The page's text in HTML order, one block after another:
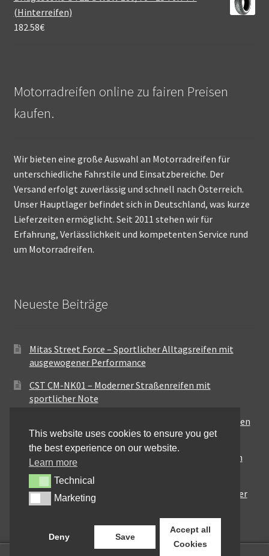
(Hinterreifen)
182.58€
Motorradreifen online zu fairen Preisen
kaufen.
Wir bieten eine große Auswahl an Motorradreifen für
unterschiedliche Fahrstile und Einsatzbereiche. Der
Versand erfolgt zuverlässig und schnell nach Österreich.
Unser Hauptlager befindet sich in Deutschland, was kurze
Lieferzeiten ermöglicht. Seit 2011 stehen wir für
Erfahrung, Verlässlichkeit und kompetenten Service rund
um Motorradreifen.
Neueste Beiträge
Mitas Street Force – Sportlicher Alltagsreifen mit
ausgewogener Performance
CST CM-NK01 – Moderner Straßenreifen mit
sportlicher Note
Maxxis MA-ST3 – Ausgewogener Sport-Touring-Reifen
für vielseitige Einsätze
Pirelli City Demon – Zuverlässigkeit für den urbanen
Alltag
Metzeler Perfect ME77 – Klassische Optik mit solider
Straßenperformance
This website uses cookies to ensure you get
the best experience on our website.
Learn more
TechnicalTechnical
MarketingMarketing
Deny Save
Accept all
Cookies